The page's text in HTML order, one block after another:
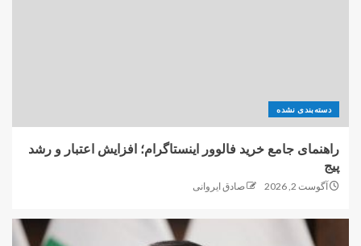
دسته‌بندی نشده
راهنمای جامع خرید فالوور اینستاگرام؛ افزایش اعتبار و رشد
پیج
آگوست 2, 2026 صادق ایروانی